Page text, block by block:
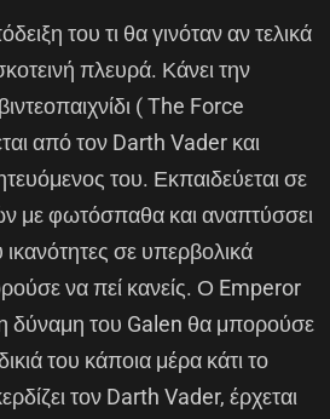
του τι θα γινόταν αν τελικά
πλευρά. Κάνει την
( The Force
από τον Darth Vader και
του. Εκπαιδεύεται σε
με φωτόσπαθα και αναπτύσσει
ικανότητες σε υπερβολικά
να πεί κανείς. Ο Emperor
δύναμη του Galen θα μπορούσε
του κάποια μέρα κάτι το
τον Darth Vader, έρχεται